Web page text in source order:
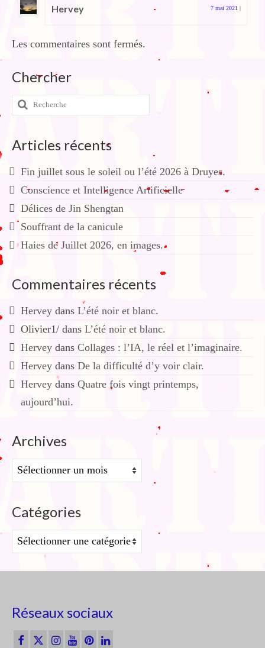
Hervey 7 mai 2021 |
Les commentaires sont fermés.
Chercher
Rechercher
:
Articles récents
Fin juillet sous le soleil ou l’été 2026 à Druyes.
Conscience et Intelligence Artificielle
Délices de Jin Shengtan
Souffrant de la canicule
Haies de Juillet 2026, en images.
Commentaires récents
Hervey dans L’été noir et blanc.
Olivier1/ dans L’été noir et blanc.
Hervey dans Collages : l’IA, le réel et l’imaginaire.
Hervey dans De la difficulté d’y voir clair.
Hervey dans Quatre fois vingt printemps,
aujourd’hui.
Archives
Archives
Catégories
Catégories
Réseaux sociaux